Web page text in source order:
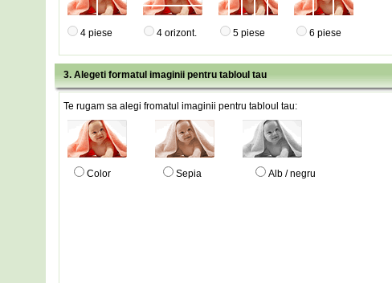
4 piese 4 orizont. 5 piese 6 piese
3. Alegeti formatul imaginii pentru tabloul tau
Te rugam sa alegi fromatul imaginii pentru tabloul tau:
Color Sepia Alb / negru